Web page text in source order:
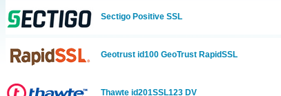
Sectigo Positive SSL
Geotrust id100 GeoTrust RapidSSL
Thawte id201SSL123 DV